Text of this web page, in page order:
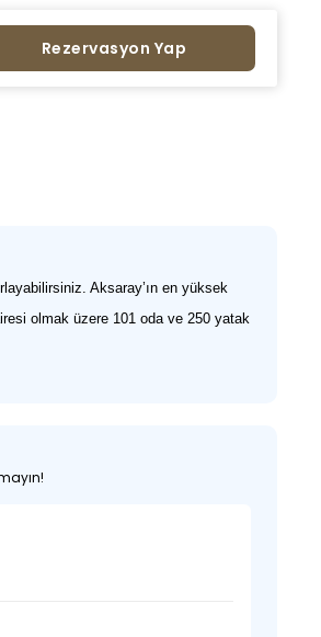
Rezervasyon Yap
Aksaray’ın en yüksek
olmak üzere 101 oda ve 250 yatak